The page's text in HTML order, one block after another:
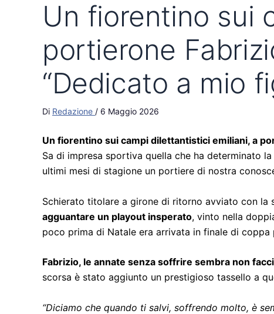
Un fiorentino sui
portierone
“Dedicato a mio
Di Redazione / 6 Maggio 2026
Un fiorentino sui campi dilettantistici emiliani, a
Sa di impresa sportiva quella che ha determinato
ultimi mesi di stagione un portiere di nostra
Schierato titolare a girone di ritorno avviato con la
agguantare un playout insperato, vinto nella
poco prima di Natale era arrivata in finale di
Fabrizio, le annate senza soffrire sembra non
scorsa è stato aggiunto un prestigioso tassello a
“Diciamo che quando ti salvi, soffrendo molto, è